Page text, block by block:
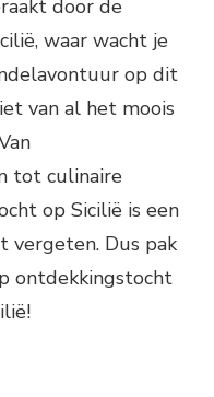
door de
waar wacht je
op dit
van al het moois
tot culinaire
op Sicilië is een
vergeten. Dus pak
ontdekkingstocht